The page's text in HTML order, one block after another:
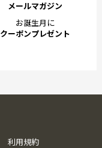
メールマガジン
お誕生月に
クーポンプレゼント
利用規約